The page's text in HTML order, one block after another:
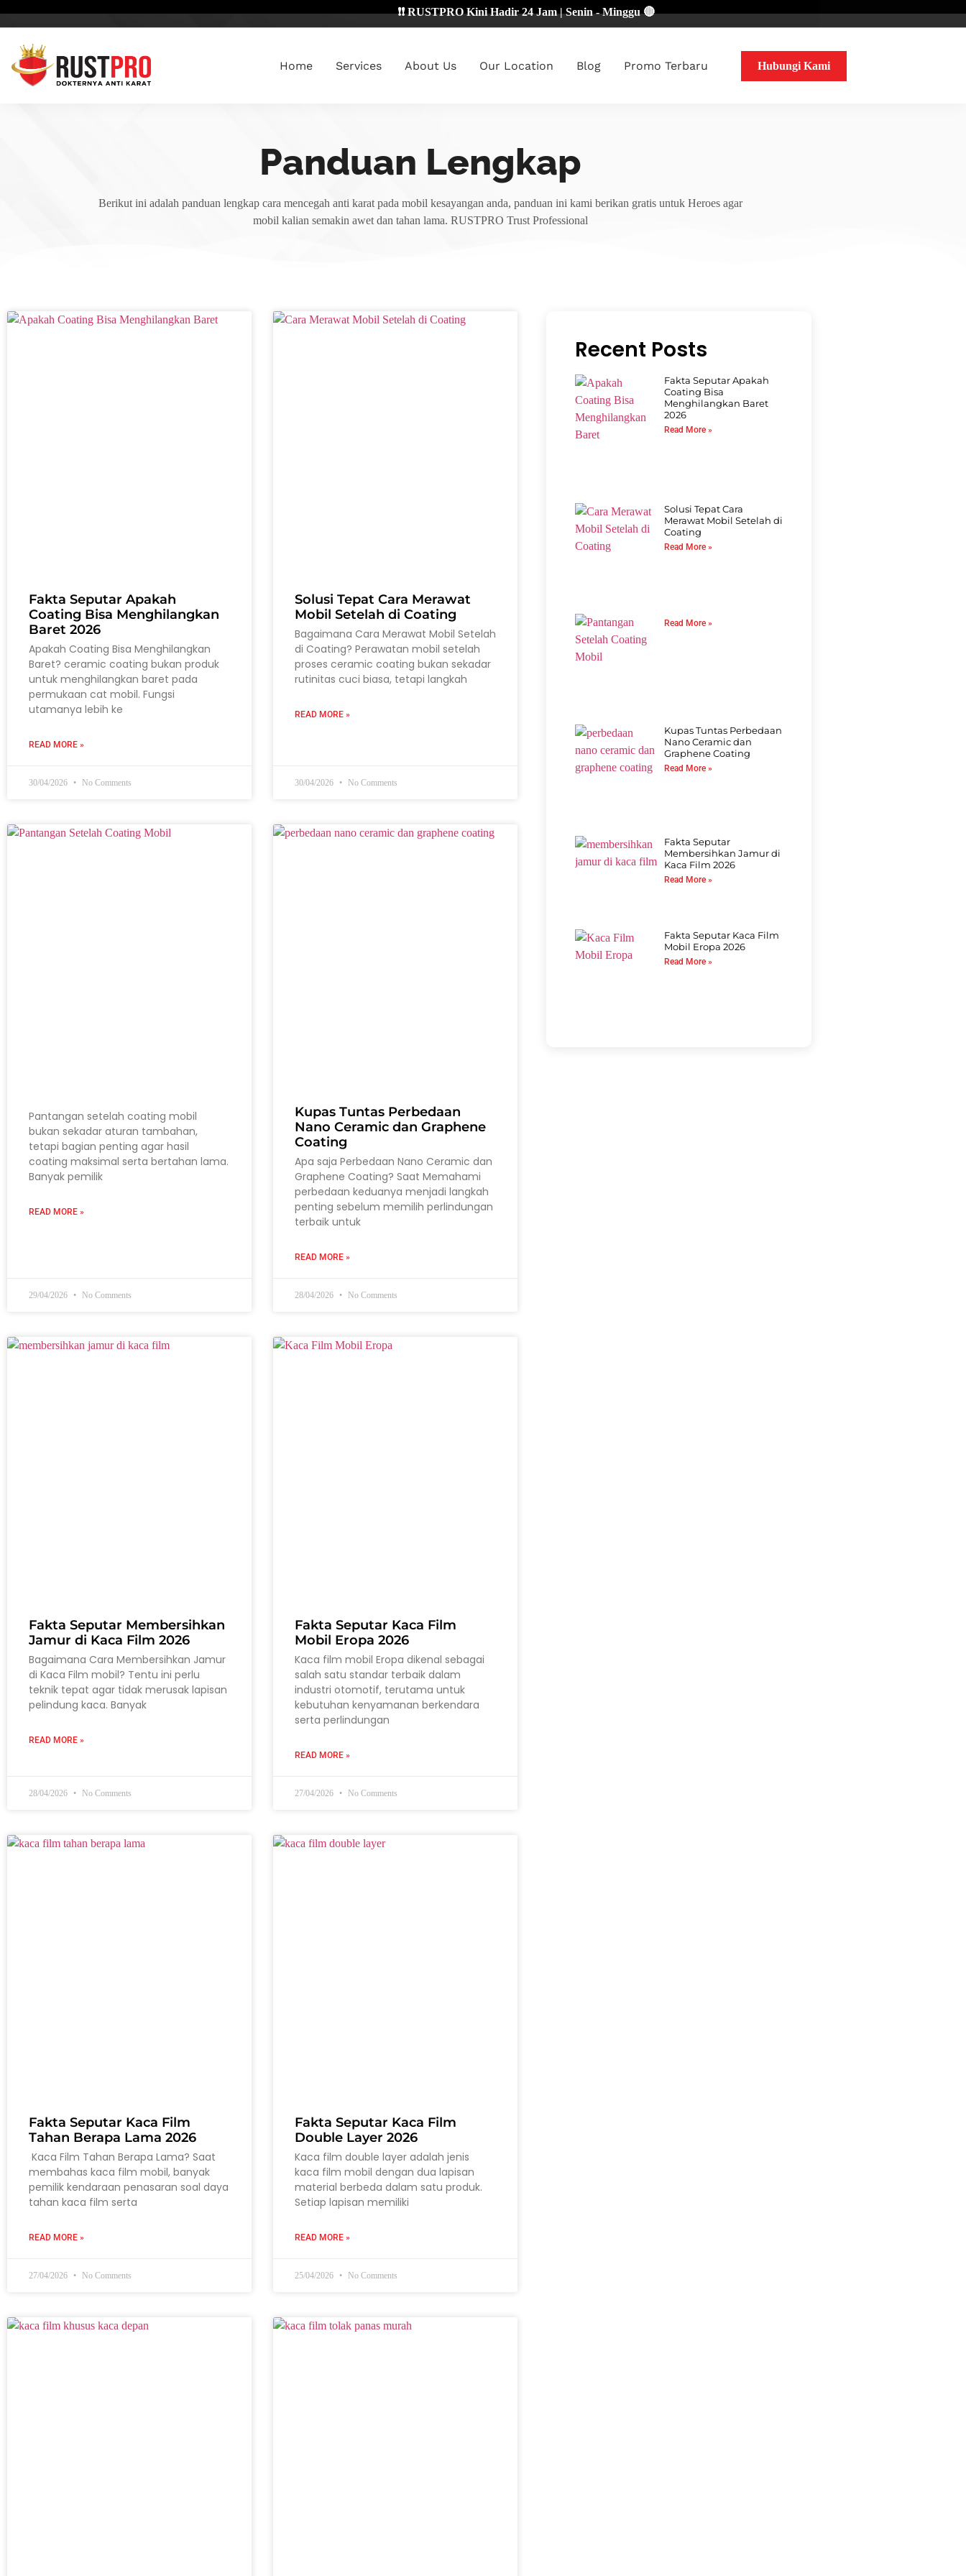
❗❗ RUSTPRO Kini Hadir 24 Jam | Senin - Minggu 🔴
Home Services About Us Our Location Blog Promo Terbaru Hubungi Kami
Panduan Lengkap
Berikut ini adalah panduan lengkap cara mencegah anti karat pada mobil kesayangan anda, panduan ini kami berikan gratis untuk Heroes agar
mobil kalian semakin awet dan tahan lama. RUSTPRO Trust Professional
Fakta Seputar Apakah
Coating Bisa Menghilangkan
Baret 2026
Apakah Coating Bisa Menghilangkan
Baret? ceramic coating bukan produk
untuk menghilangkan baret pada
permukaan cat mobil. Fungsi
utamanya lebih ke
READ MORE »
30/04/2026 No Comments
Solusi Tepat Cara Merawat
Mobil Setelah di Coating
Bagaimana Cara Merawat Mobil Setelah
di Coating? Perawatan mobil setelah
proses ceramic coating bukan sekadar
rutinitas cuci biasa, tetapi langkah
READ MORE »
30/04/2026 No Comments
Pantangan setelah coating mobil
bukan sekadar aturan tambahan,
tetapi bagian penting agar hasil
coating maksimal serta bertahan lama.
Banyak pemilik
READ MORE »
29/04/2026 No Comments
Kupas Tuntas Perbedaan
Nano Ceramic dan Graphene
Coating
Apa saja Perbedaan Nano Ceramic dan
Graphene Coating? Saat Memahami
perbedaan keduanya menjadi langkah
penting sebelum memilih perlindungan
terbaik untuk
READ MORE »
28/04/2026 No Comments
Fakta Seputar Membersihkan
Jamur di Kaca Film 2026
Bagaimana Cara Membersihkan Jamur
di Kaca Film mobil? Tentu ini perlu
teknik tepat agar tidak merusak lapisan
pelindung kaca. Banyak
READ MORE »
28/04/2026 No Comments
Fakta Seputar Kaca Film
Mobil Eropa 2026
Kaca film mobil Eropa dikenal sebagai
salah satu standar terbaik dalam
industri otomotif, terutama untuk
kebutuhan kenyamanan berkendara
serta perlindungan
READ MORE »
27/04/2026 No Comments
Fakta Seputar Kaca Film
Tahan Berapa Lama 2026
Kaca Film Tahan Berapa Lama? Saat
membahas kaca film mobil, banyak
pemilik kendaraan penasaran soal daya
tahan kaca film serta
READ MORE »
27/04/2026 No Comments
Fakta Seputar Kaca Film
Double Layer 2026
Kaca film double layer adalah jenis
kaca film mobil dengan dua lapisan
material berbeda dalam satu produk.
Setiap lapisan memiliki
READ MORE »
25/04/2026 No Comments
Recent Posts
Fakta Seputar Apakah
Coating Bisa
Menghilangkan Baret
2026
Read More »
Solusi Tepat Cara
Merawat Mobil Setelah di
Coating
Read More »
Read More »
Kupas Tuntas Perbedaan
Nano Ceramic dan
Graphene Coating
Read More »
Fakta Seputar
Membersihkan Jamur di
Kaca Film 2026
Read More »
Fakta Seputar Kaca Film
Mobil Eropa 2026
Read More »